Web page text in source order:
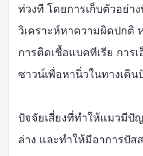
ท่วงที โดยการเก็บตัวอย่า
วิเคราะห์หาความผิดปกติ
การติดเชื้อแบคทีเรีย การ
ซาวน์เพื่อหานิ่วในทางเดิน
ปัจจัยเสี่ยงที่ทำให้แมวมีปั
ล่าง และทำให้มีอาการปัส